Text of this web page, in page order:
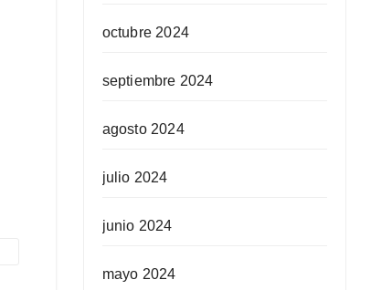
octubre 2024
septiembre 2024
agosto 2024
julio 2024
junio 2024
mayo 2024